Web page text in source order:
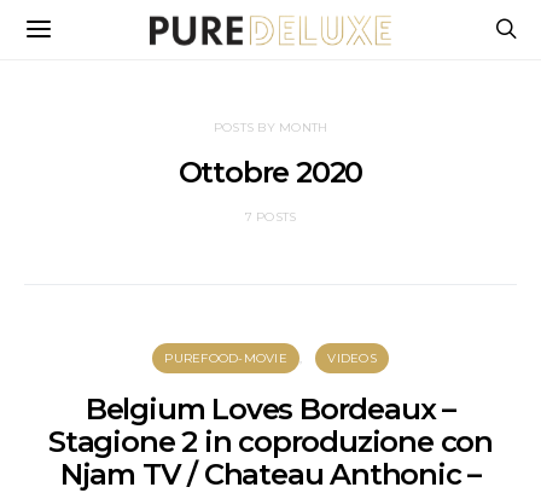
POSTS BY MONTH
Ottobre 2020
7 POSTS
PUREFOOD-MOVIE VIDEOS
Belgium Loves Bordeaux –
Stagione 2 in coproduzione con
Njam TV / Chateau Anthonic –